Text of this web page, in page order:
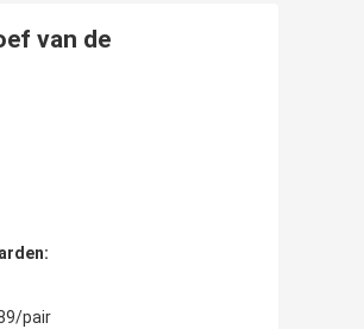
van de
pair